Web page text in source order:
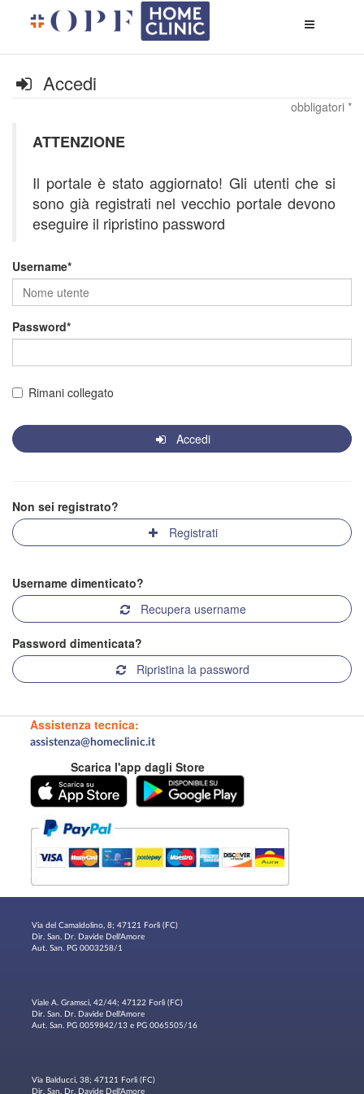
di
Accedi
obbligatori *
ATTENZIONE
Il portale è stato aggiornato! Gli utenti che si
sono già registrati nel vecchio portale devono
eseguire il ripristino password
Username
Password
Rimani collegato
Accedi
Non sei registrato?
Registrati
Username dimenticato?
Recupera username
Password dimenticata?
Ripristina la password
Assistenza tecnica:
assistenza@homeclinic.it
Scarica l'app dagli Store
Via del Camaldolino, 8; 47121 Forlì (FC)
Dir. San. Dr. Davide Dell'Amore
Aut. San. PG 0003258/1
Viale A. Gramsci, 42/44; 47122 Forlì (FC)
Dir. San. Dr. Davide Dell'Amore
Aut. San. PG 0059842/13 e PG 0065505/16
Via Balducci, 38; 47121 Forlì (FC)
Dir. San. Dr. Davide Dell'Amore